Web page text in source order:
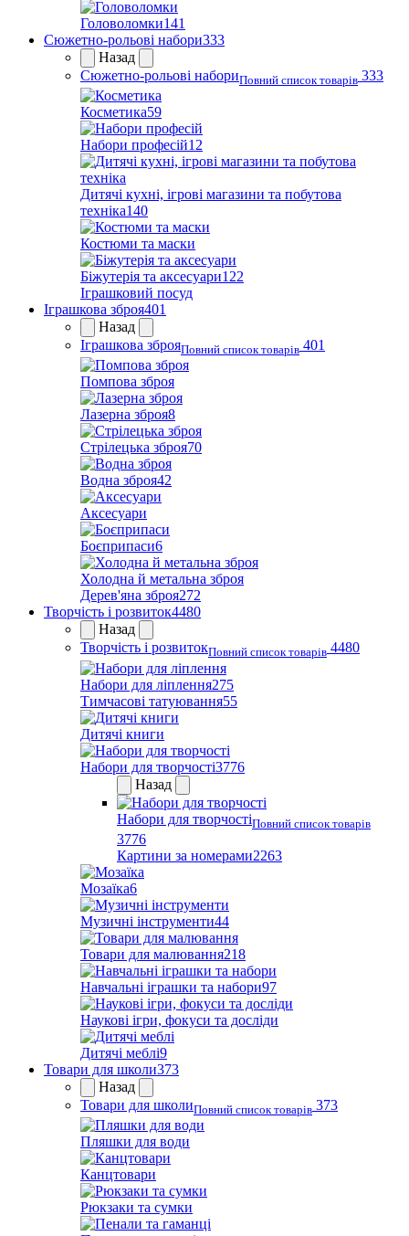
Головоломки141
Сюжетно-рольові набори333
Назад
Сюжетно-рольові набориПовний список товарів 333
Косметика59
Набори професій12
Дитячі кухні, ігрові магазини та побутова
техніка140
Костюми та маски
Біжутерія та аксесуари122
Іграшковий посуд
Іграшкова зброя401
Назад
Іграшкова зброяПовний список товарів 401
Помпова зброя
Лазерна зброя8
Стрілецька зброя70
Водна зброя42
Аксесуари
Боєприпаси6
Холодна й метальна зброя
Дерев'яна зброя272
Творчість і розвиток4480
Назад
Творчість і розвитокПовний список товарів 4480
Набори для ліплення275
Тимчасові татуювання55
Дитячі книги
Набори для творчості3776
Назад
Набори для творчостіПовний список товарів
3776
Картини за номерами2263
Мозаїка6
Музичні інструменти44
Товари для малювання218
Навчальні іграшки та набори97
Наукові ігри, фокуси та досліди
Дитячі меблі9
Товари для школи373
Назад
Товари для школиПовний список товарів 373
Пляшки для води
Канцтовари
Рюкзаки та сумки